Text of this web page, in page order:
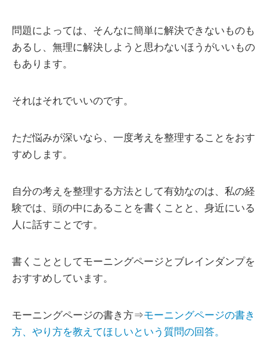
問題によっては、そんなに簡単に解決できないものも
あるし、無理に解決しようと思わないほうがいいもの
もあります。
それはそれでいいのです。
ただ悩みが深いなら、一度考えを整理することをおす
すめします。
自分の考えを整理する方法として有効なのは、私の経
験では、頭の中にあることを書くことと、身近にいる
人に話すことです。
書くこととしてモーニングページとブレインダンプを
おすすめしています。
モーニングページの書き方⇒モーニングページの書き
方、やり方を教えてほしいという質問の回答。